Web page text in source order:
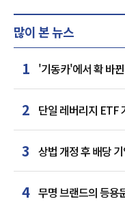
많이 본 뉴스
1 '기동카'에서 확 바
카드사 경쟁
2 단일 레버리지 ETF
3
상법 개정 후 배당
최다'
4 무명 브랜드의 등